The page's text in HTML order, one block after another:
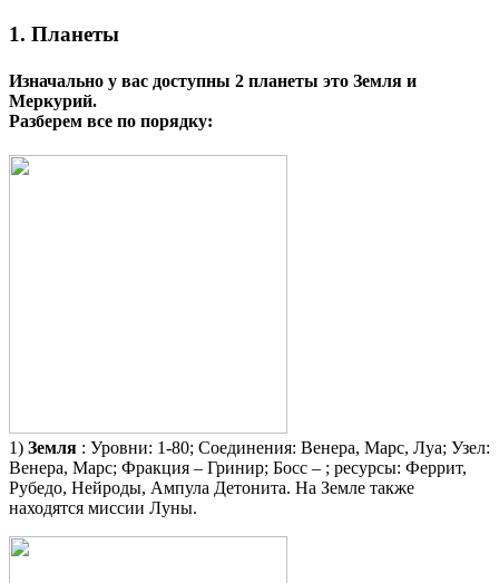
1. Планеты
Изначально у вас доступны 2 планеты это Земля и
Меркурий.
Разберем все по порядку:
1) Земля : Уровни: 1-80; Соединения: Венера, Марс, Луа; Узел:
Венера, Марс; Фракция – Гринир; Босс – ; ресурсы: Феррит,
Рубедо, Нейроды, Ампула Детонита. На Земле также
находятся миссии Луны.